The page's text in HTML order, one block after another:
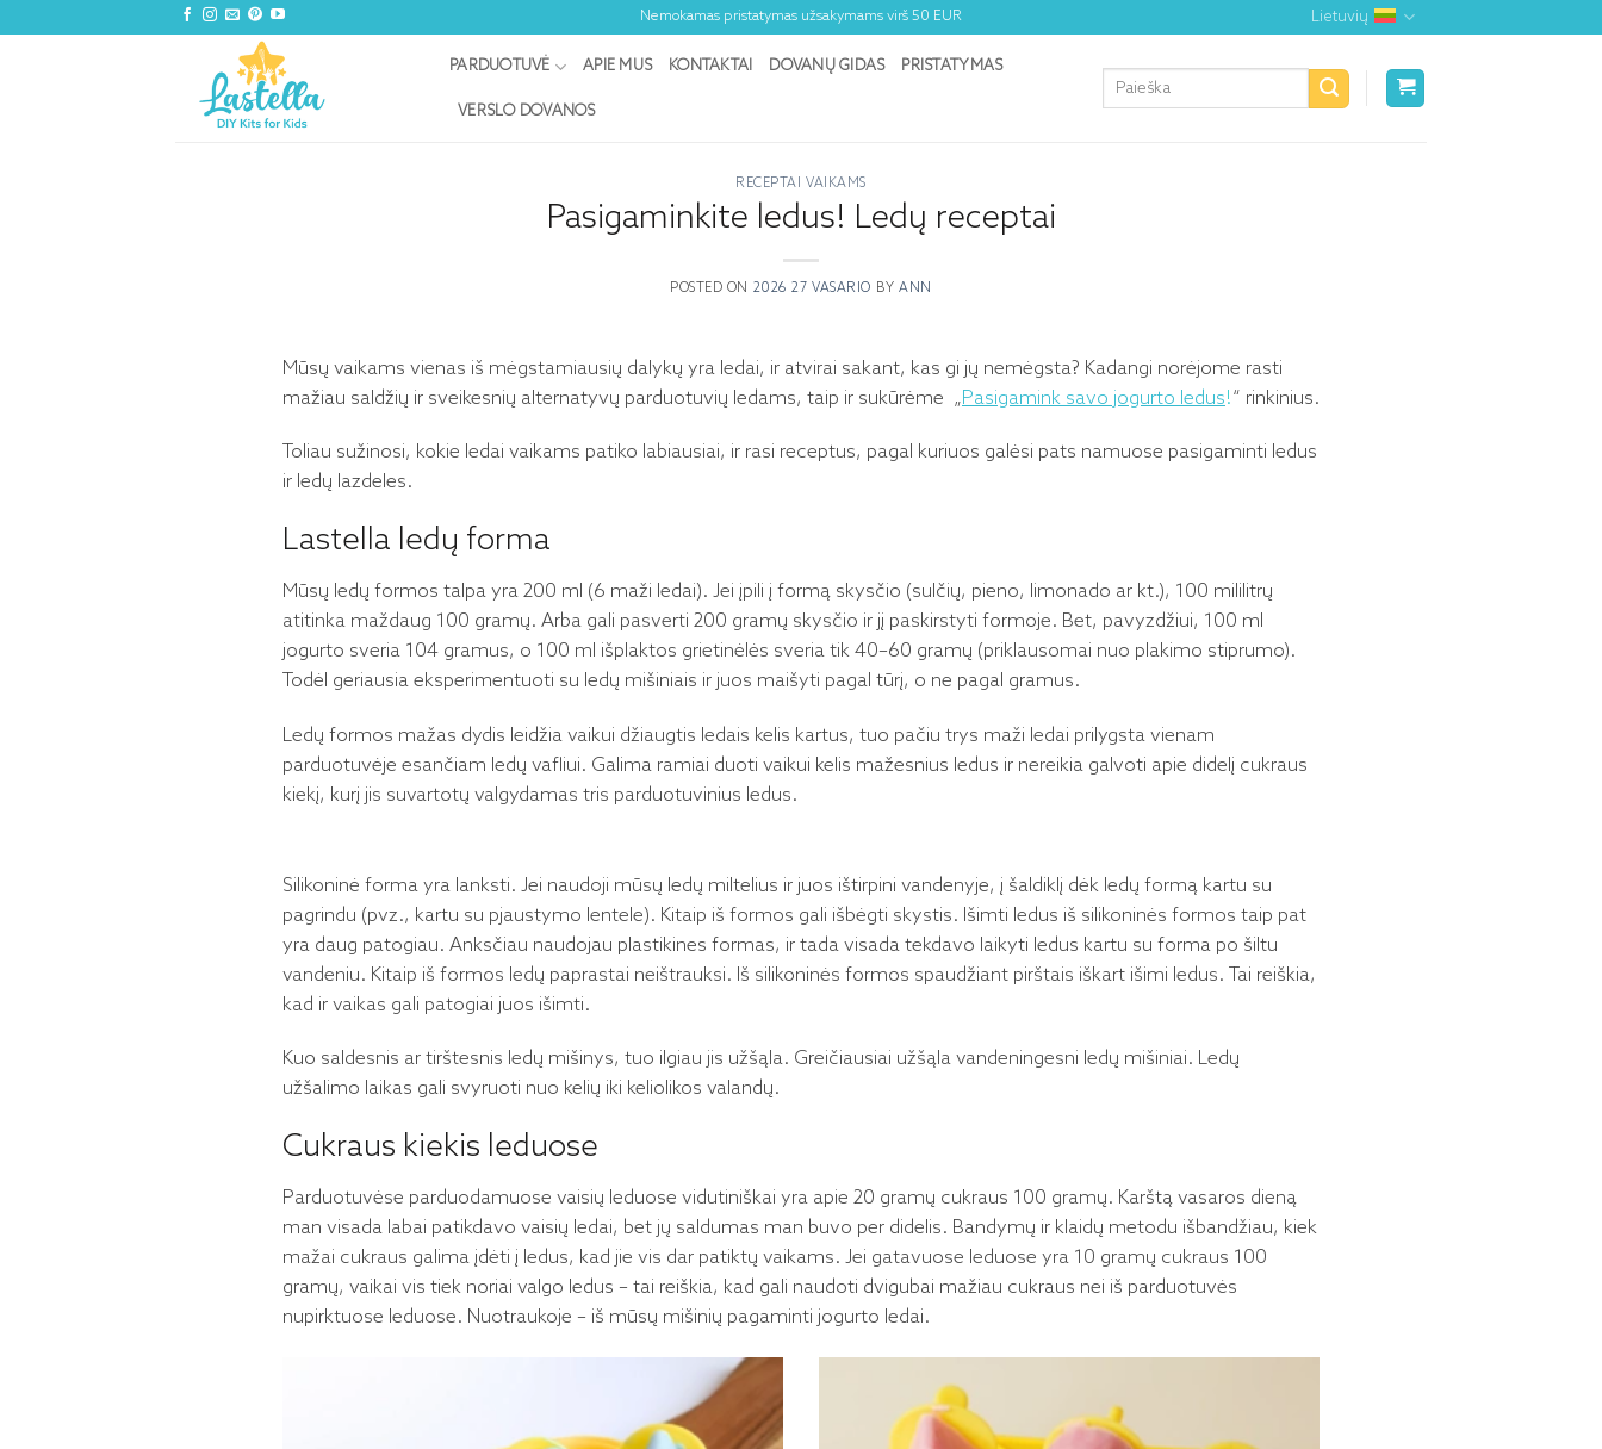
Nemokamas pristatymas užsakymams virš 50 EUR Lietuvių
PARDUOTUVĖ APIE MUS KONTAKTAI DOVANŲ GIDAS PRISTATYMAS
VERSLO DOVANOS
Ieškoti:
RECEPTAI VAIKAMS
Pasigaminkite ledus! Ledų receptai
POSTED ON 2026 27 VASARIO BYANN
Mūsų vaikams vienas iš mėgstamiausių dalykų yra ledai, ir atvirai sakant, kas gi jų nemėgsta? Kadangi norėjome rasti
mažiau saldžių ir sveikesnių alternatyvų parduotuvių ledams, taip ir sukūrėme „Pasigamink savo jogurto ledus!“ rinkinius.
Toliau sužinosi, kokie ledai vaikams patiko labiausiai, ir rasi receptus, pagal kuriuos galėsi pats namuose pasigaminti ledus
ir ledų lazdeles.
Lastella ledų forma
Mūsų ledų formos talpa yra 200 ml (6 maži ledai). Jei įpili į formą skysčio (sulčių, pieno, limonado ar kt.), 100 mililitrų
atitinka maždaug 100 gramų. Arba gali pasverti 200 gramų skysčio ir jį paskirstyti formoje. Bet, pavyzdžiui, 100 ml
jogurto sveria 104 gramus, o 100 ml išplaktos grietinėlės sveria tik 40–60 gramų (priklausomai nuo plakimo stiprumo).
Todėl geriausia eksperimentuoti su ledų mišiniais ir juos maišyti pagal tūrį, o ne pagal gramus.
Ledų formos mažas dydis leidžia vaikui džiaugtis ledais kelis kartus, tuo pačiu trys maži ledai prilygsta vienam
parduotuvėje esančiam ledų vafliui. Galima ramiai duoti vaikui kelis mažesnius ledus ir nereikia galvoti apie didelį cukraus
kiekį, kurį jis suvartotų valgydamas tris parduotuvinius ledus.
Silikoninė forma yra lanksti. Jei naudoji mūsų ledų miltelius ir juos ištirpini vandenyje, į šaldiklį dėk ledų formą kartu su
pagrindu (pvz., kartu su pjaustymo lentele). Kitaip iš formos gali išbėgti skystis. Išimti ledus iš silikoninės formos taip pat
yra daug patogiau. Anksčiau naudojau plastikines formas, ir tada visada tekdavo laikyti ledus kartu su forma po šiltu
vandeniu. Kitaip iš formos ledų paprastai neištrauksi. Iš silikoninės formos spaudžiant pirštais iškart išimi ledus. Tai reiškia,
kad ir vaikas gali patogiai juos išimti.
Kuo saldesnis ar tirštesnis ledų mišinys, tuo ilgiau jis užšąla. Greičiausiai užšąla vandeningesni ledų mišiniai. Ledų
užšalimo laikas gali svyruoti nuo kelių iki keliolikos valandų.
Cukraus kiekis leduose
Parduotuvėse parduodamuose vaisių leduose vidutiniškai yra apie 20 gramų cukraus 100 gramų. Karštą vasaros dieną
man visada labai patikdavo vaisių ledai, bet jų saldumas man buvo per didelis. Bandymų ir klaidų metodu išbandžiau, kiek
mažai cukraus galima įdėti į ledus, kad jie vis dar patiktų vaikams. Jei gatavuose leduose yra 10 gramų cukraus 100
gramų, vaikai vis tiek noriai valgo ledus – tai reiškia, kad gali naudoti dvigubai mažiau cukraus nei iš parduotuvės
nupirktuose leduose. Nuotraukoje – iš mūsų mišinių pagaminti jogurto ledai.